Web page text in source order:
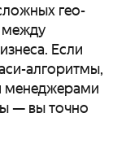
гео-
между
Если
алгоритмы,
менеджерами
— вы точно